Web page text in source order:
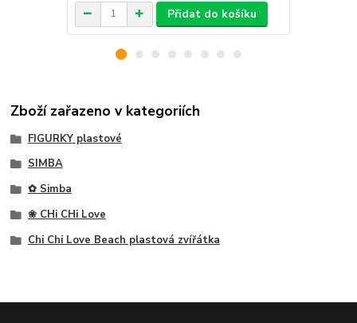
Přidat do košíku
Zboží zařazeno v kategoriích
FIGURKY plastové
SIMBA
✿ Simba
❀ CHi CHi Love
Chi Chi Love Beach plastová zvířátka